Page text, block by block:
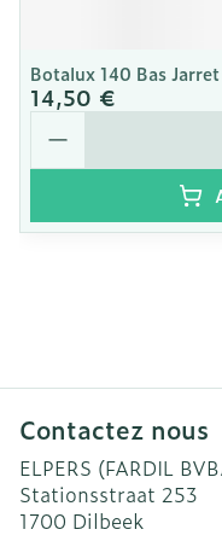
Botalux 140 Bas Jarret
14,50 €
Quantité
Contactez nous
ELPERS (FARDIL
Stationsstraat 253
1700 Dilbeek